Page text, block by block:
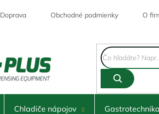
Doprava Obchodné podmienky O
Chladiče nápojov Gastrotechnika